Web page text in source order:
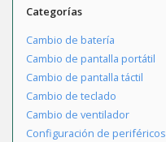
Categorías
Cambio de batería
Cambio de pantalla portátil
Cambio de pantalla táctil
Cambio de teclado
Cambio de ventilador
Configuración de periféricos